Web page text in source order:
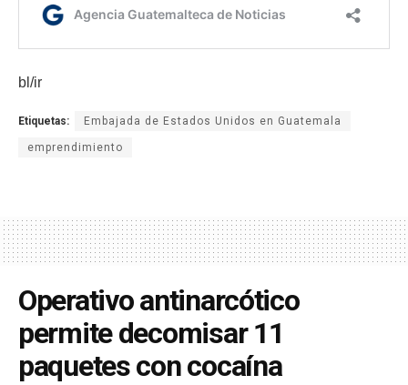
bl/ir
Etiquetas: Embajada de Estados Unidos en Guatemala
emprendimiento
Operativo antinarcótico
permite decomisar 11
paquetes con cocaína